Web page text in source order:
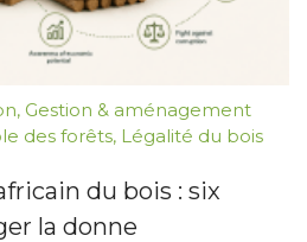
, Gestion & aménagement
des forêts, Légalité du bois
du bois : six
la donne